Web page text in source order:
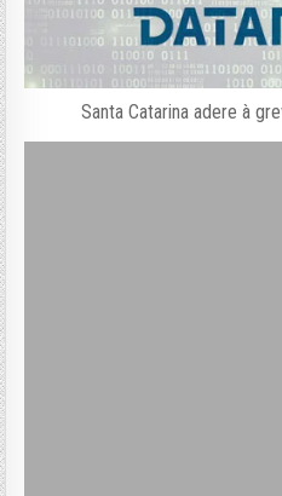
Santa Catarina adere à